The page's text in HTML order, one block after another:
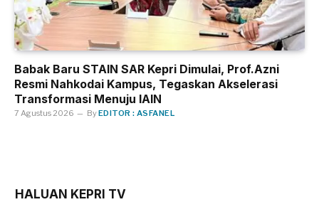
Babak Baru STAIN SAR Kepri Dimulai, Prof.Azni
Resmi Nahkodai Kampus, Tegaskan Akselerasi
Transformasi Menuju IAIN
7 Agustus 2026 ByEDITOR : ASFANEL
HALUAN KEPRI TV